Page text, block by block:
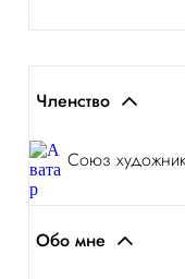
Членство
Союз
Обо мне